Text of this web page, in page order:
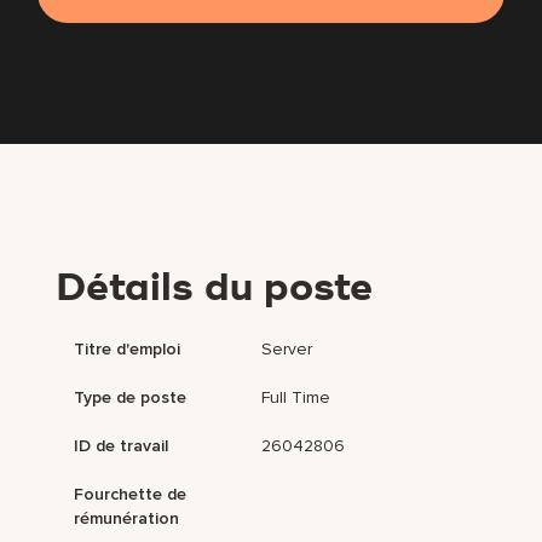
Détails du poste
Titre d'emploi Server
Type de poste Full Time
ID de travail 26042806
Fourchette de
rémunération